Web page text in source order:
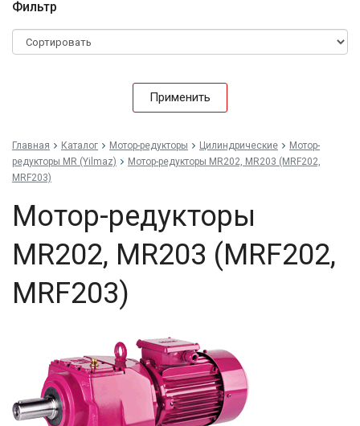
Фильтр
Применить
Главная Каталог Мотор-редукторы Цилиндрические
Мотор-
редукторы MR (Yilmaz)
Мотор-редукторы MR202, MR203 (MRF202,
MRF203)
Мотор-редукторы
MR202, MR203 (MRF202,
MRF203)